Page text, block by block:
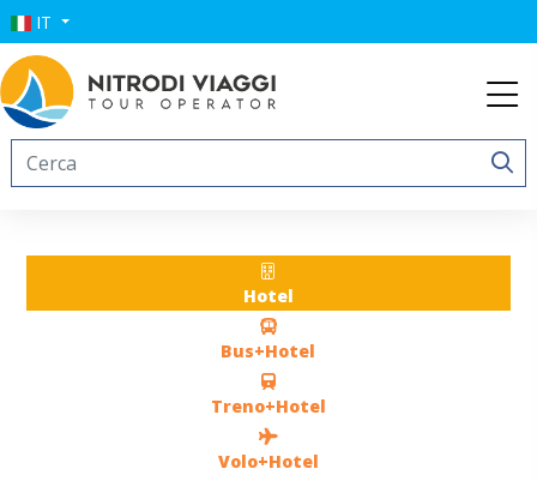
IT
Hotel
Bus+Hotel
Treno+Hotel
Volo+Hotel